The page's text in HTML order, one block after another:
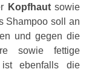
Kopfhautsowie
Shampoo soll an
und gegen die
sowie fettige
ist ebenfalls die